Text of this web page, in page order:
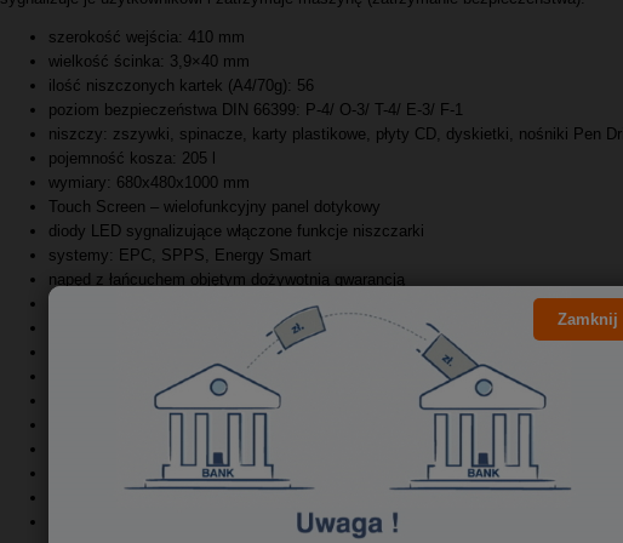
szerokość wejścia: 410 mm
wielkość ścinka: 3,9×40 mm
ilość niszczonych kartek (A4/70g): 56
poziom bezpieczeństwa DIN 66399: P-4/ O-3/ T-4/ E-3/ F-1
niszczy: zszywki, spinacze, karty plastikowe, płyty CD, dyskietki, nośniki Pen
pojemność kosza: 205 l
wymiary: 680x480x1000 mm
Touch Screen – wielofunkcyjny panel dotykowy
diody LED sygnalizujące włączone funkcje niszczarki
systemy: EPC, SPPS, Energy Smart
napęd z łańcuchem objętym dożywotnią gwarancją
system automatycznego oliwienia noży w standardzie
cichy silnik przystosowany do pracy ciągłej przez 24 godziny na dobę
zabezpieczenie silnika przed przegrzaniem
automatyczny start/stop z autoreversem
automatyczne odcięcie zasilania w przypadku zaklinowania papieru lub otwarcia
obudowa szafkowa na kółkach
osobny pojemnik na ścinki papieru oraz płyty CD i karty plastikowe
gwarancja: 3 lata na urządzenie, gwarancja dożywotnia na noże tnące
Zamknij